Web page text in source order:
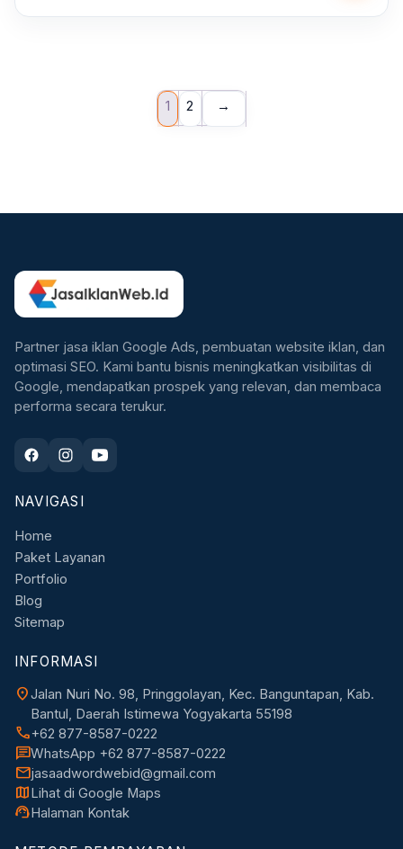
1 2 →
Partner jasa iklan Google Ads, pembuatan website iklan, dan
optimasi SEO. Kami bantu bisnis meningkatkan visibilitas di
Google, mendapatkan prospek yang relevan, dan membaca
performa secara terukur.
NAVIGASI
Home
Paket Layanan
Portfolio
Blog
Sitemap
INFORMASI
location_onJalan Nuri No. 98, Pringgolayan, Kec. Banguntapan, Kab.
Bantul, Daerah Istimewa Yogyakarta 55198
call+62 877-8587-0222
chatWhatsApp +62 877-8587-0222
mailjasaadwordwebid@gmail.com
mapLihat di Google Maps
support_agentHalaman Kontak